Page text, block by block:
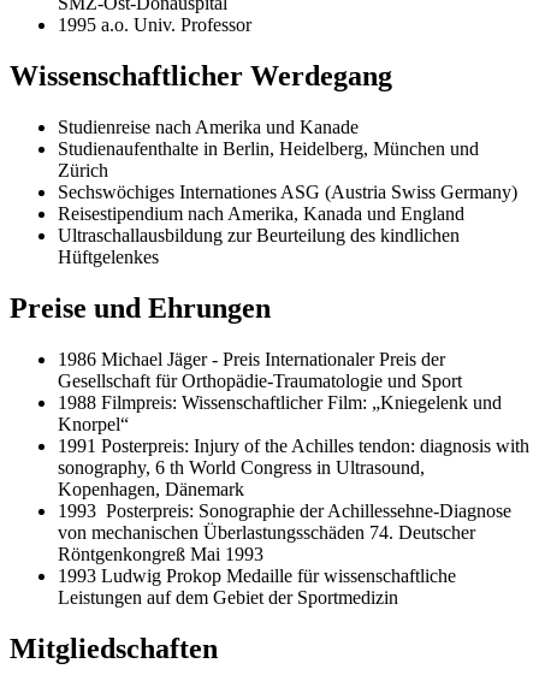
1995 a.o. Univ. Professor
Wissenschaftlicher Werdegang
Studienreise nach Amerika und Kanade
Studienaufenthalte in Berlin, Heidelberg, München und
Zürich
Sechswöchiges Internationes ASG (Austria Swiss Germany)
Reisestipendium nach Amerika, Kanada und England
Ultraschallausbildung zur Beurteilung des kindlichen
Hüftgelenkes
Preise und Ehrungen
1986 Michael Jäger - Preis Internationaler Preis der
Gesellschaft für Orthopädie-Traumatologie und Sport
1988 Filmpreis: Wissenschaftlicher Film: „Kniegelenk und
Knorpel“
1991 Posterpreis: Injury of the Achilles tendon: diagnosis with
sonography, 6 th World Congress in Ultrasound,
Kopenhagen, Dänemark
1993 Posterpreis: Sonographie der Achillessehne-Diagnose
von mechanischen Überlastungsschäden 74. Deutscher
Röntgenkongreß Mai 1993
1993 Ludwig Prokop Medaille für wissenschaftliche
Leistungen auf dem Gebiet der Sportmedizin
Mitgliedschaften